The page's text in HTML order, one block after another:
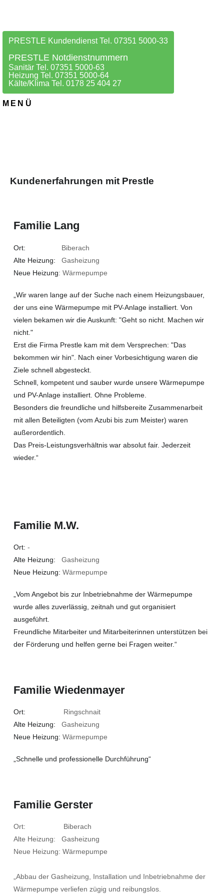
PRESTLE Kundendienst Tel. 07351 5000-33
PRESTLE Notdienstnummern
Sanitär Tel. 07351 5000-63
Heizung Tel. 07351 5000-64
Kälte/Klima Tel. 0178 25 404 27
MENÜ
Kundenerfahrungen mit Prestle
Familie Lang
Ort: Biberach
Alte Heizung: Gasheizung
Neue Heizung: Wärmepumpe
„Wir waren lange auf der Suche nach einem Heizungsbauer,
der uns eine Wärmepumpe mit PV-Anlage installiert. Von
vielen bekamen wir die Auskunft: "Geht so nicht. Machen wir
nicht."
Erst die Firma Prestle kam mit dem Versprechen: "Das
bekommen wir hin". Nach einer Vorbesichtigung waren die
Ziele schnell abgesteckt.
Schnell, kompetent und sauber wurde unsere Wärmepumpe
und PV-Anlage installiert. Ohne Probleme.
Besonders die freundliche und hilfsbereite Zusammenarbeit
mit allen Beteiligten (vom Azubi bis zum Meister) waren
außerordentlich.
Das Preis-Leistungsverhältnis war absolut fair. Jederzeit
wieder.“
Familie M.W.
Ort: -
Alte Heizung: Gasheizung
Neue Heizung: Wärmepumpe
„Vom Angebot bis zur Inbetriebnahme der Wärmepumpe
wurde alles zuverlässig, zeitnah und gut organisiert
ausgeführt.
Freundliche Mitarbeiter und Mitarbeiterinnen unterstützen bei
der Förderung und helfen gerne bei Fragen weiter.“
Familie Wiedenmayer
Ort: Ringschnait
Alte Heizung: Gasheizung
Neue Heizung: Wärmepumpe
„Schnelle und professionelle Durchführung“
Familie Gerster
Ort: Biberach
Alte Heizung: Gasheizung
Neue Heizung: Wärmepumpe
„Abbau der Gasheizung, Installation und Inbetriebnahme der
Wärmepumpe verliefen zügig und reibungslos.